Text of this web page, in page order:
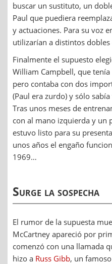
buscar un sustituto, un
Paul que puediera
y actuaciones. Para su voz
utilizarían a distintos
Finalmente el supuesto
William Campbell, que
pero contaba con dos
(Paul era zurdo) y sólo
Tras unos meses de
con al mano izquierda y un
estuvo listo para su
unos años el engaño
1969…
Surge la sospecha
El rumor de la supuesta
McCartney apareció por
comenzó con una llamada
hizo a Russ Gibb, un